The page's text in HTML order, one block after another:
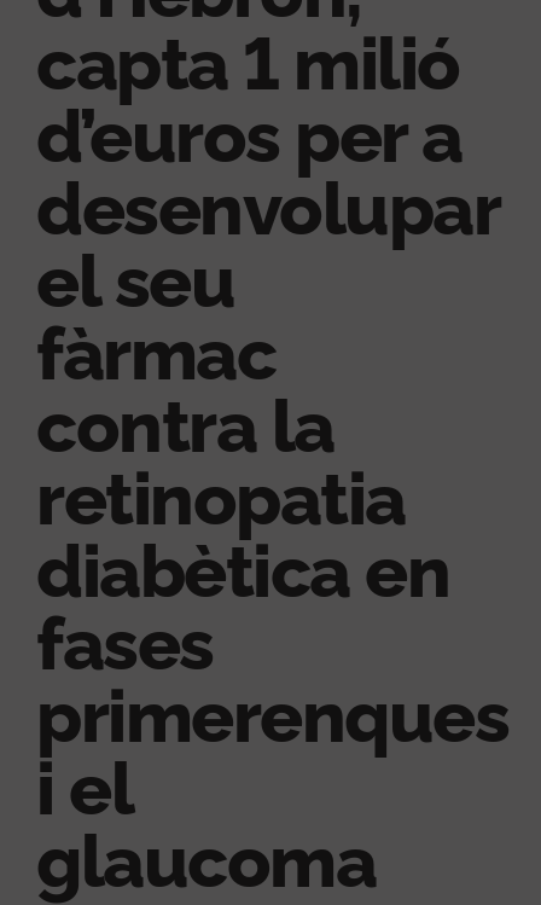
capta 1 milió
d’euros per a
desenvolupar
el seu
fàrmac
contra la
retinopatia
diabètica en
fases
primerenques
i el
glaucoma